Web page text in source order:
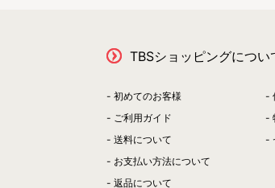
TBSショッピングについ
初めてのお客様
ご利用ガイド
送料について
お支払い方法について
返品について